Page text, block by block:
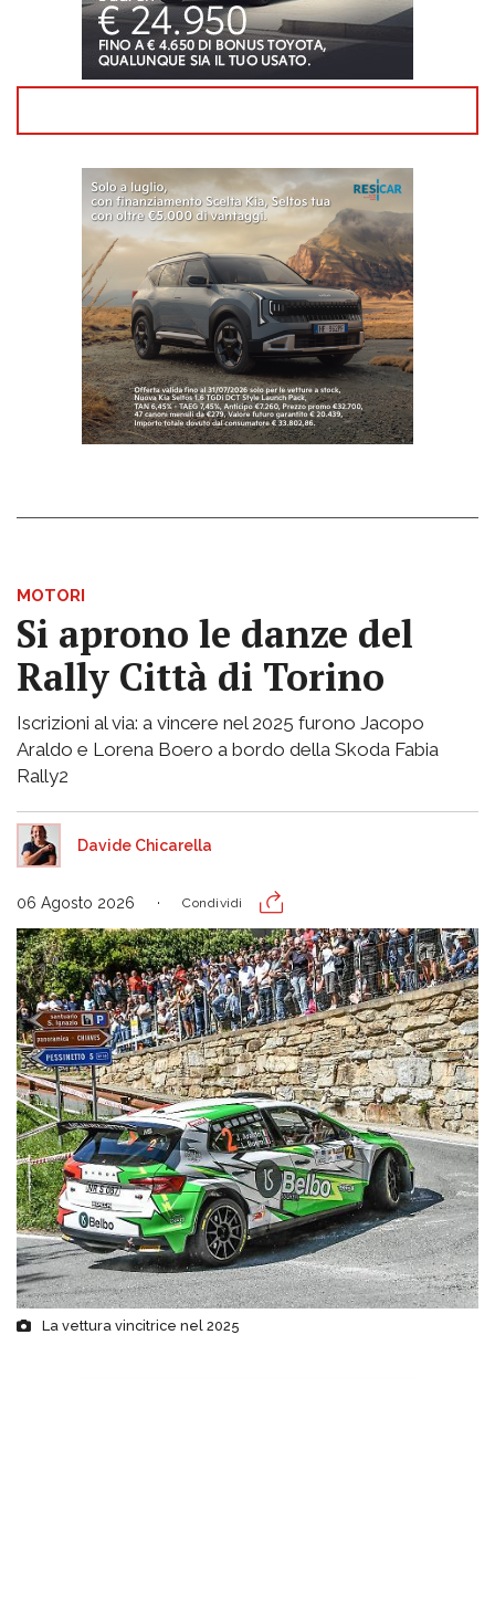
MOTORI
Si aprono le danze del
Rally Città di Torino
Iscrizioni al via: a vincere nel 2025 furono Jacopo
Araldo e Lorena Boero a bordo della Skoda Fabia
Rally2
Davide Chicarella
06 Agosto 2026 Condividi
La vettura vincitrice nel 2025